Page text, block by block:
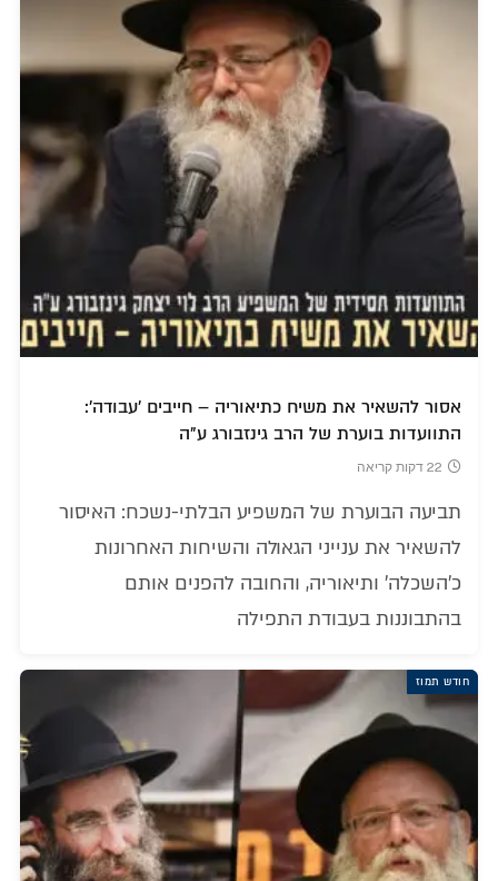
אסור להשאיר את משיח כתיאוריה – חייבים 'עבודה':
התוועדות בוערת של הרב גינזבורג ע"ה
22 דקות קריאה
תביעה הבוערת של המשפיע הבלתי-נשכח: האיסור
להשאיר את ענייני הגאולה והשיחות האחרונות
כ'השכלה' ותיאוריה, והחובה להפנים אותם
בהתבוננות בעבודת התפילה
חודש תמוז